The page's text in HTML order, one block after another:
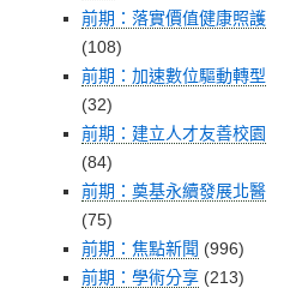
前期：落實價值健康照護
(108)
前期：加速數位驅動轉型
(32)
前期：建立人才友善校園
(84)
前期：奠基永續發展北醫
(75)
前期：焦點新聞 (996)
前期：學術分享 (213)